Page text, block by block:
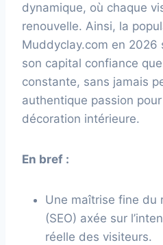
dynamique, où chaque
renouvelle. Ainsi, la
Muddyclay.com en 2026
son capital confiance
constante, sans jamais
authentique passion
décoration intérieure.
En bref :
Une maîtrise fine du
(SEO) axée sur
réelle des visiteurs.